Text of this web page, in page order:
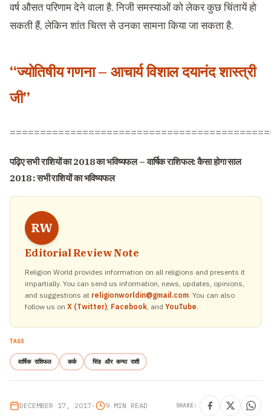
वर्ष औसत परिणाम देने वाला है. निजी समस्‍याओं को लेकर कुछ चिंतायें हो
सकती हैं, लेकिन शांत चित्‍त से उनका सामना किया जा सकता है.
“ज्योतिषीय गणना – आचार्य विशाल दयानंद शास्त्री
जी”
पढ़िए सभी राशियों का 2018 का भविष्यफल –वार्षिक राशिफल: कैसा होगा साल
2018 : सभी राशियों का भविष्यफल
RW
Editorial Review Note
Religion World provides information on all religions and presents it
impartially. You can send us information, news, updates, opinions,
and suggestions at religionworldin@gmail.com. You can also
follow us on X (Twitter), Facebook, and YouTube.
TAGS
वार्षिक राशिफल कर्क सिंह और कन्या राशी
DECEMBER 17, 2017• 9 MIN READ SHARE: